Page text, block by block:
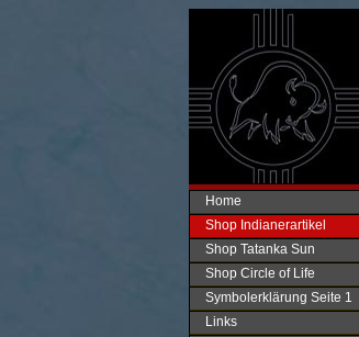
Home
Shop Indianerartikel
Shop Tatanka Sun
Shop Circle of Life
Symbolerklärung Seite 1
Links